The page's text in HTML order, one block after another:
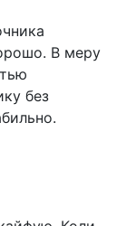
В меру
без